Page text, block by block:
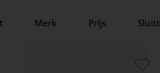
Merk Prijs